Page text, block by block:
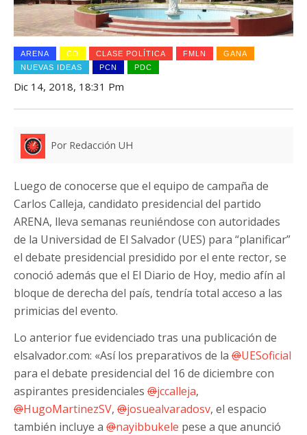
ARENA CD CLASE POLÍTICA FMLN
GANA
NUEVAS IDEAS
PCN PDC
Dic 14, 2018, 18:31 Pm
Por Redacción UH
Luego de conocerse que el equipo de campaña de
Carlos Calleja, candidato presidencial del partido
ARENA, lleva semanas reuniéndose con autoridades
de la Universidad de El Salvador (UES) para “planificar”
el debate presidencial presidido por el ente rector, se
conoció además que el El Diario de Hoy, medio afín al
bloque de derecha del país, tendría total acceso a las
primicias del evento.
Lo anterior fue evidenciado tras una publicación de
elsalvador.com: «Así los preparativos de la @UESoficial
para el debate presidencial del 16 de diciembre con
aspirantes presidenciales @jccalleja,
@HugoMartinezSV, @josuealvaradosv, el espacio
también incluye a @nayibbukele pese a que anunció